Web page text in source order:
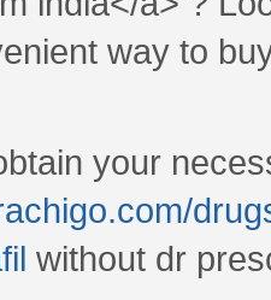
way to
your
without dr